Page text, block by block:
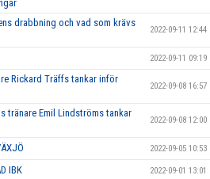
drabbning och vad som krävs
2022-09-11 12:44
2022-09-11 09:19
Rickard Träffs tankar inför
2022-09-08 16:57
tränare Emil Lindströms tankar
2022-09-08 12:00
2022-09-05 10:53
IBK 2022-09-01 13:01